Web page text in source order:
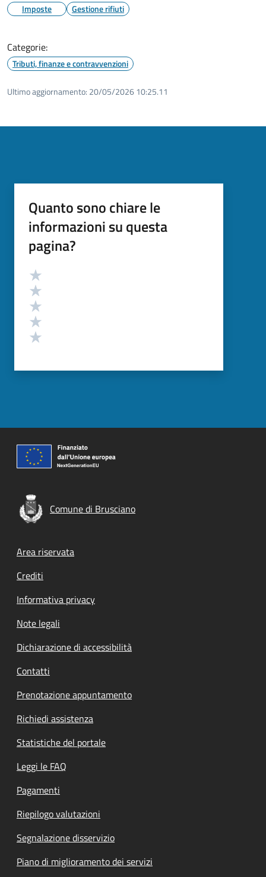
Imposte Gestione rifiuti
Categorie:
Tributi, finanze e contravvenzioni
Ultimo aggiornamento: 20/05/2026 10:25.11
Quanto sono chiare le
informazioni su questa
pagina?
Valutazione
Comune di Brusciano
Footer menu
Area riservata
Crediti
Informativa privacy
Note legali
Dichiarazione di accessibilità
Contatti
Prenotazione appuntamento
Richiedi assistenza
Statistiche del portale
Leggi le FAQ
Pagamenti
Riepilogo valutazioni
Segnalazione disservizio
Piano di miglioramento dei servizi